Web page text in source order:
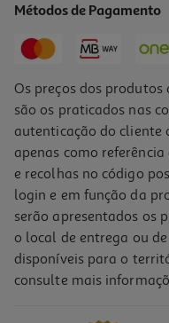
16,99 € PVP de editor
-10%
Livro O Pequeno Livro Da
Métodos de Pagamento
Os preços dos
são os praticados nas
autenticação do cliente
apenas como
e recolhas no código
login e em função da
serão apresentados os
o local de entrega ou
disponíveis para o
consulte mais